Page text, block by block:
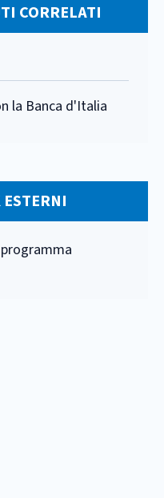
CORRELATI
la Banca d'Italia